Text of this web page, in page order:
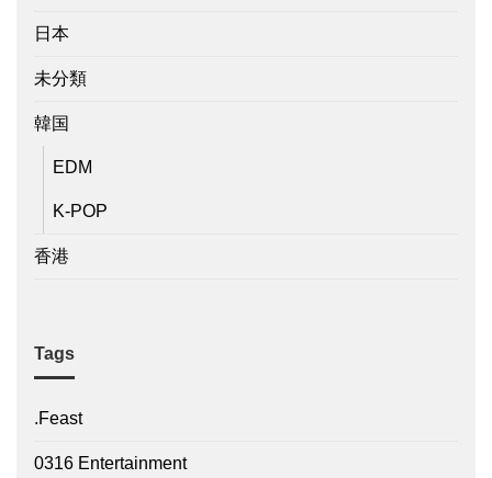
日本
未分類
韓国
EDM
K-POP
香港
Tags
.Feast
0316 Entertainment